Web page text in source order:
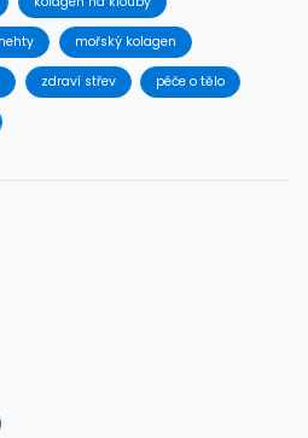
mořský kolagen
zdraví střev péče o tělo